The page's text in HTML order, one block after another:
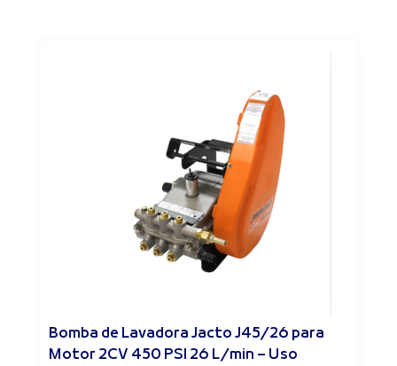
Bomba de Lavadora Jacto J45/26 para
Motor 2CV 450 PSI 26 L/min – Uso